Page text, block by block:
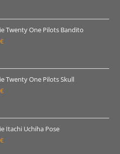
19.00 €
do
Twenty One Pilots Bandito
€Raspon
19.00 €
do
Twenty One Pilots Skull
€Raspon
19.00 €
do
Itachi Uchiha Pose
€Raspon